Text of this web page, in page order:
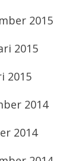
2015
2015
2015
2014
2014